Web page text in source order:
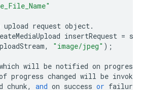
upload request object.
insertRequest =
, "image/jpeg" );
will be notified on progress
progress changed will be invoked
chunk, and on success or failure